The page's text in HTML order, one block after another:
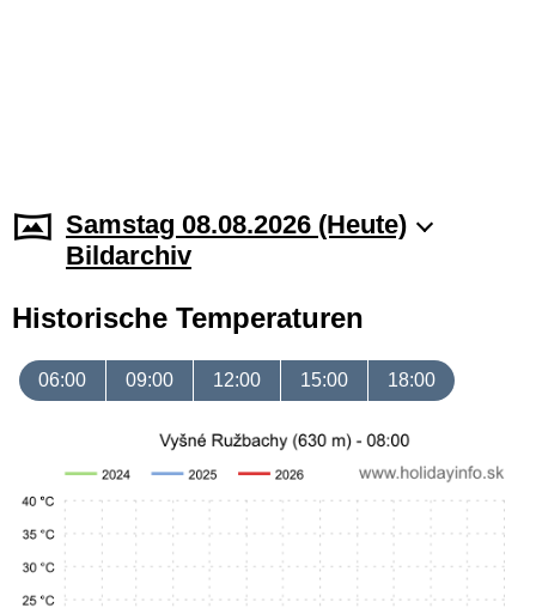
Samstag 08.08.2026 (Heute)
Bildarchiv
Historische Temperaturen
06:00 09:00 12:00 15:00 18:00